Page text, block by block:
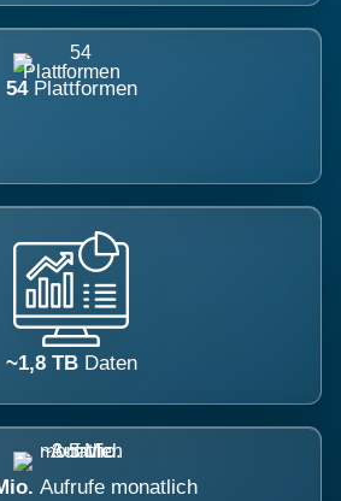
54 Plattformen
~1,8 TB Daten
Aufrufe monatlich